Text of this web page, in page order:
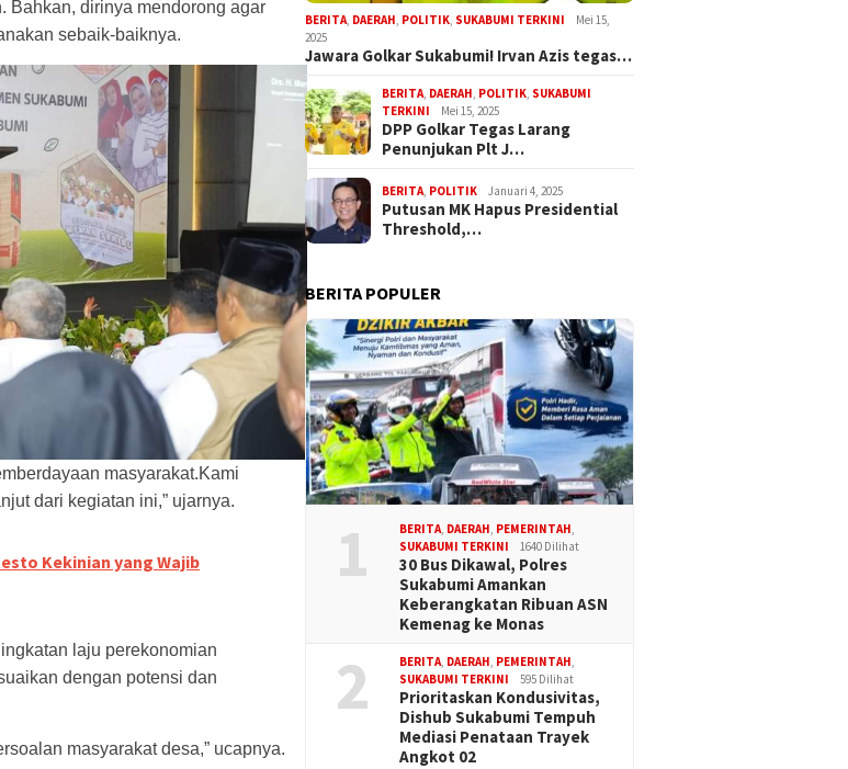
Bahkan, dirinya mendorong agar
sebaik-baiknya.
masyarakat.Kami
dari kegiatan ini,” ujarnya.
Kekinian yang Wajib
laju perekonomian
dengan potensi dan
masyarakat desa,” ucapnya.
BERITA DAERAH POLITIK SUKABUMI TERKINI
Mei 15,
2025
Jawara Golkar Sukabumi! Irvan Azis tegas…
BERITA DAERAH POLITIK SUKABUMI
TERKINI
Mei 15, 2025
DPP Golkar Tegas Larang
Penunjukan Plt J…
BERITA POLITIK Januari 4, 2025
Putusan MK Hapus Presidential
Threshold,…
BERITA POPULER
1 BERITA, DAERAH, PEMERINTAH,
SUKABUMI TERKINI
1640 Dilihat
30 Bus Dikawal, Polres
Sukabumi Amankan
Keberangkatan Ribuan ASN
Kemenag ke Monas
2 BERITA, DAERAH, PEMERINTAH,
SUKABUMI TERKINI
595 Dilihat
Prioritaskan Kondusivitas,
Dishub Sukabumi Tempuh
Mediasi Penataan Trayek
Angkot 02